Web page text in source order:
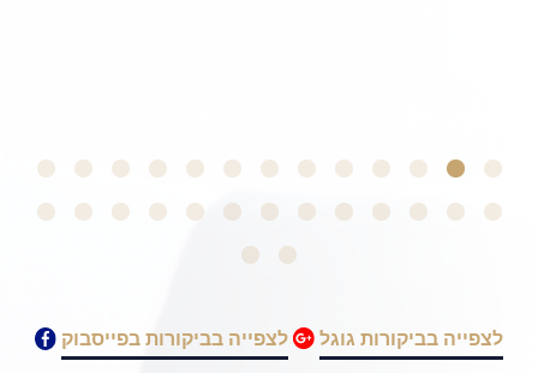
לצפייה בביקורות גוגל לצפייה בביקורות בפייסבוק